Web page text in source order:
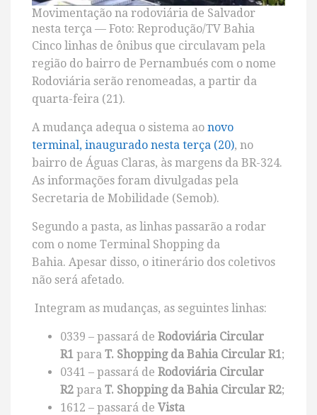
Movimentação na rodoviária de Salvador
nesta terça — Foto: Reprodução/TV Bahia
Cinco linhas de ônibus que circulavam pela
região do bairro de Pernambués com o nome
Rodoviária serão renomeadas, a partir da
quarta-feira (21).
A mudança adequa o sistema ao novo
terminal, inaugurado nesta terça (20), no
bairro de Águas Claras, às margens da BR-324.
As informações foram divulgadas pela
Secretaria de Mobilidade (Semob).
Segundo a pasta, as linhas passarão a rodar
com o nome Terminal Shopping da
Bahia. Apesar disso, o itinerário dos coletivos
não será afetado.
Integram as mudanças, as seguintes linhas:
0339 – passará de Rodoviária Circular
R1 para T. Shopping da Bahia Circular R1;
0341 – passará de Rodoviária Circular
R2 para T. Shopping da Bahia Circular R2;
1612 – passará de Vista